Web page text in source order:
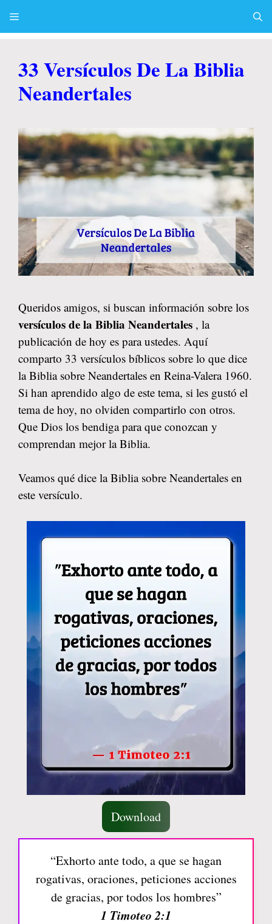
33 Versículos De La Biblia
Neandertales
Queridos amigos, si buscan información sobre los
versículos de la Biblia Neandertales , la
publicación de hoy es para ustedes. Aquí
comparto 33 versículos bíblicos sobre lo que dice
la Biblia sobre Neandertales en Reina-Valera 1960.
Si han aprendido algo de este tema, si les gustó el
tema de hoy, no olviden compartirlo con otros.
Que Dios los bendiga para que conozcan y
comprendan mejor la Biblia.
Veamos qué dice la Biblia sobre Neandertales en
este versículo.
Download
“Exhorto ante todo, a que se hagan
rogativas, oraciones, peticiones acciones
de gracias, por todos los hombres”
1 Timoteo 2:1